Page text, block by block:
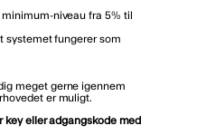
niveau fra 5% til
systemet fungerer som
meget gerne igennem
er muligt.
eller adgangskode med